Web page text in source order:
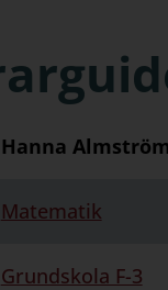
Hanna
Matematik
Grundskola F-3